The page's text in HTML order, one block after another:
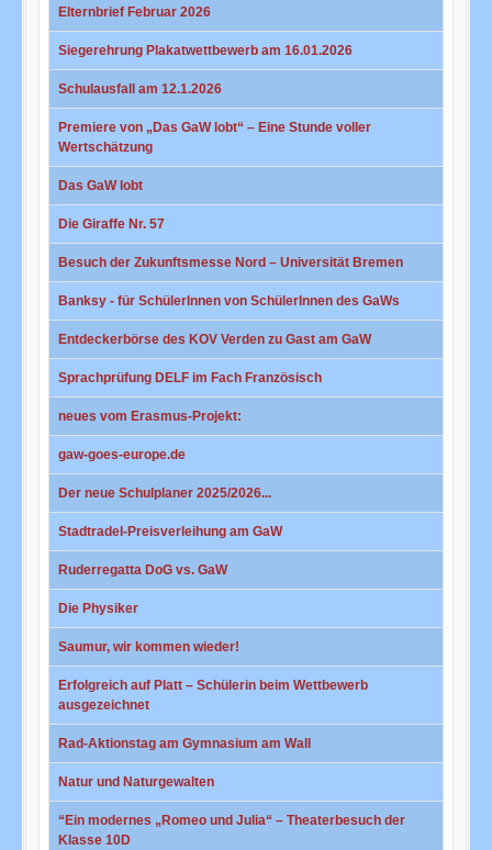
Elternbrief Februar 2026
Siegerehrung Plakatwettbewerb am 16.01.2026
Schulausfall am 12.1.2026
Premiere von „Das GaW lobt“ – Eine Stunde voller
Wertschätzung
Das GaW lobt
Die Giraffe Nr. 57
Besuch der Zukunftsmesse Nord – Universität Bremen
Banksy - für SchülerInnen von SchülerInnen des GaWs
Entdeckerbörse des KOV Verden zu Gast am GaW
Sprachprüfung DELF im Fach Französisch
neues vom Erasmus-Projekt:
gaw-goes-europe.de
Der neue Schulplaner 2025/2026...
Stadtradel-Preisverleihung am GaW
Ruderregatta DoG vs. GaW
Die Physiker
Saumur, wir kommen wieder!
Erfolgreich auf Platt – Schülerin beim Wettbewerb
ausgezeichnet
Rad-Aktionstag am Gymnasium am Wall
Natur und Naturgewalten
“Ein modernes „Romeo und Julia“ – Theaterbesuch der
Klasse 10D